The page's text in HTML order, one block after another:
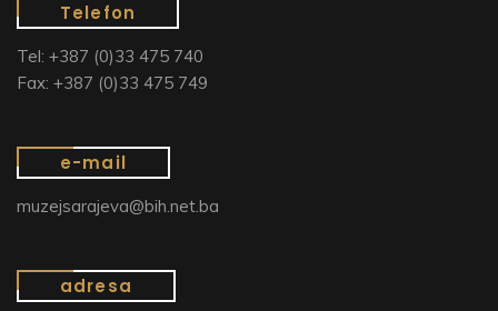
Telefon
Tel: +387 (0)33 475 740
Fax: +387 (0)33 475 749
e-mail
muzejsarajeva@bih.net.ba
adresa